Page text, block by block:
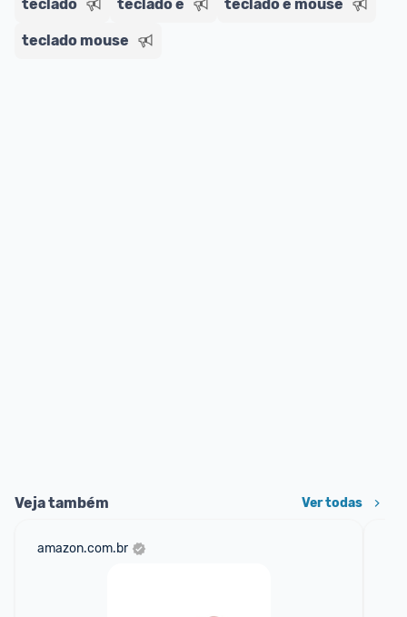
teclado
teclado e teclado e mouse
teclado mouse
Veja também Ver todas
amazon.com.br